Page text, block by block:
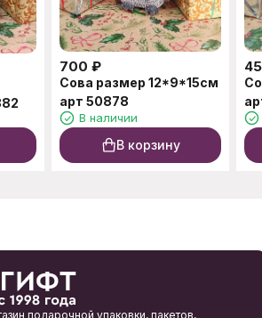
700 ₽
Сова размер 12*9*15см
арт 50878
В наличии
В корзину
подарочной упаковки, пакетов,